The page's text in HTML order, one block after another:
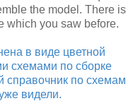
the model. There is
which you saw before.
в виде цветной
схемами по сборке
справочник по схемам
видели.